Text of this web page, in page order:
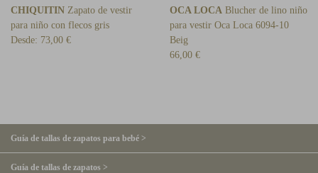
CHIQUITIN Zapato de vestir
para niño con flecos gris
Desde: 73,00 €
OCA LOCA Blucher de lino niño
para vestir Oca Loca 6094-10
Beig
66,00 €
Guía de tallas de zapatos para bebé >
Guía de tallas de zapatos >